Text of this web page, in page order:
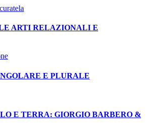
ARTI RELAZIONALI E
E PLURALE
E TERRA: GIORGIO BARBERO &